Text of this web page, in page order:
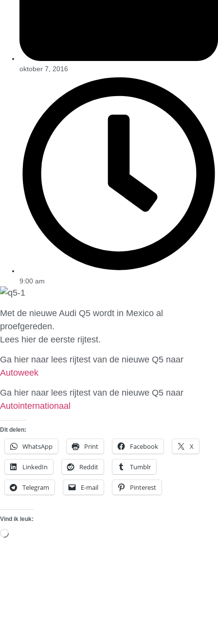
oktober 7, 2016
9:00 am
Met de nieuwe Audi Q5 wordt in Mexico al
proefgereden.
Lees hier de eerste rijtest.
Ga hier naar lees rijtest van de nieuwe Q5 naar
Autoweek
Ga hier naar lees rijtest van de nieuwe Q5 naar
Autointernationaal
Dit delen:
WhatsApp Print Facebook X
LinkedIn Reddit Tumblr
Telegram E-mail Pinterest
Vind ik leuk:
Aan